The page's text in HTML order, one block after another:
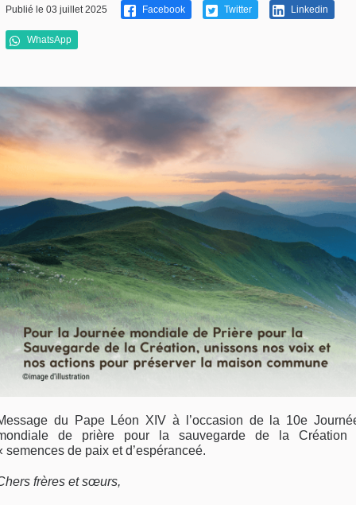
Publié le 03 juillet 2025 Facebook Twitter Linkedin
WhatsApp
du Pape Léon XIV à l’occasion de la 10e
de prière pour la sauvegarde de la Création
semences de paix et d’espéranceé.
frères et sœurs,